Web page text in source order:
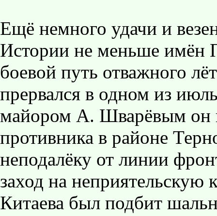
Ещё немного удачи и
Истории не меньше
боевой путь отважного
прервался в одном из
майором А. Шварёвым он
противника в районе
неподалёку от линии
заход на неприятельскую
Китаева был подбит